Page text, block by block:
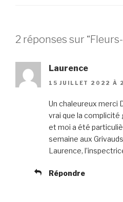
2 réponses sur
Laurence
15 JUILLET 2022 À
Un chaleureux merci
vrai que la
et moi a été
semaine aux
Laurence,
Répondre